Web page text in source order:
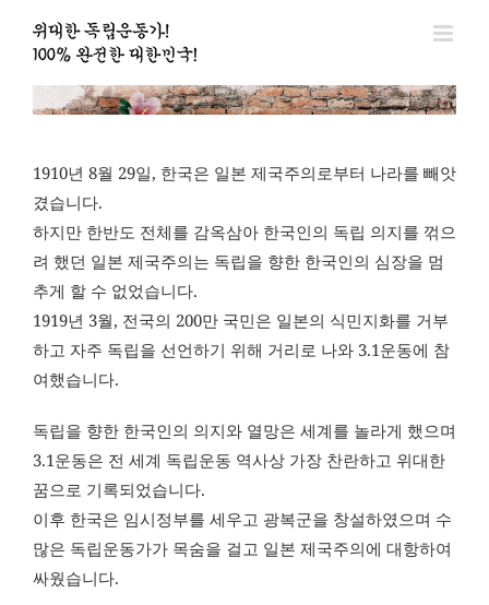
1910년 8월 29일, 한국은 일본 제국주의로부터 나라를 빼앗
겼습니다.
하지만 한반도 전체를 감옥삼아 한국인의 독립 의지를 꺾으
려 했던 일본 제국주의는 독립을 향한 한국인의 심장을 멈
추게 할 수 없었습니다.
1919년 3월, 전국의 200만 국민은 일본의 식민지화를 거부
하고 자주 독립을 선언하기 위해 거리로 나와 3.1운동에 참
여했습니다.
독립을 향한 한국인의 의지와 열망은 세계를 놀라게 했으며
3.1운동은 전 세계 독립운동 역사상 가장 찬란하고 위대한
꿈으로 기록되었습니다.
이후 한국은 임시정부를 세우고 광복군을 창설하였으며 수
많은 독립운동가가 목숨을 걸고 일본 제국주의에 대항하여
싸웠습니다.